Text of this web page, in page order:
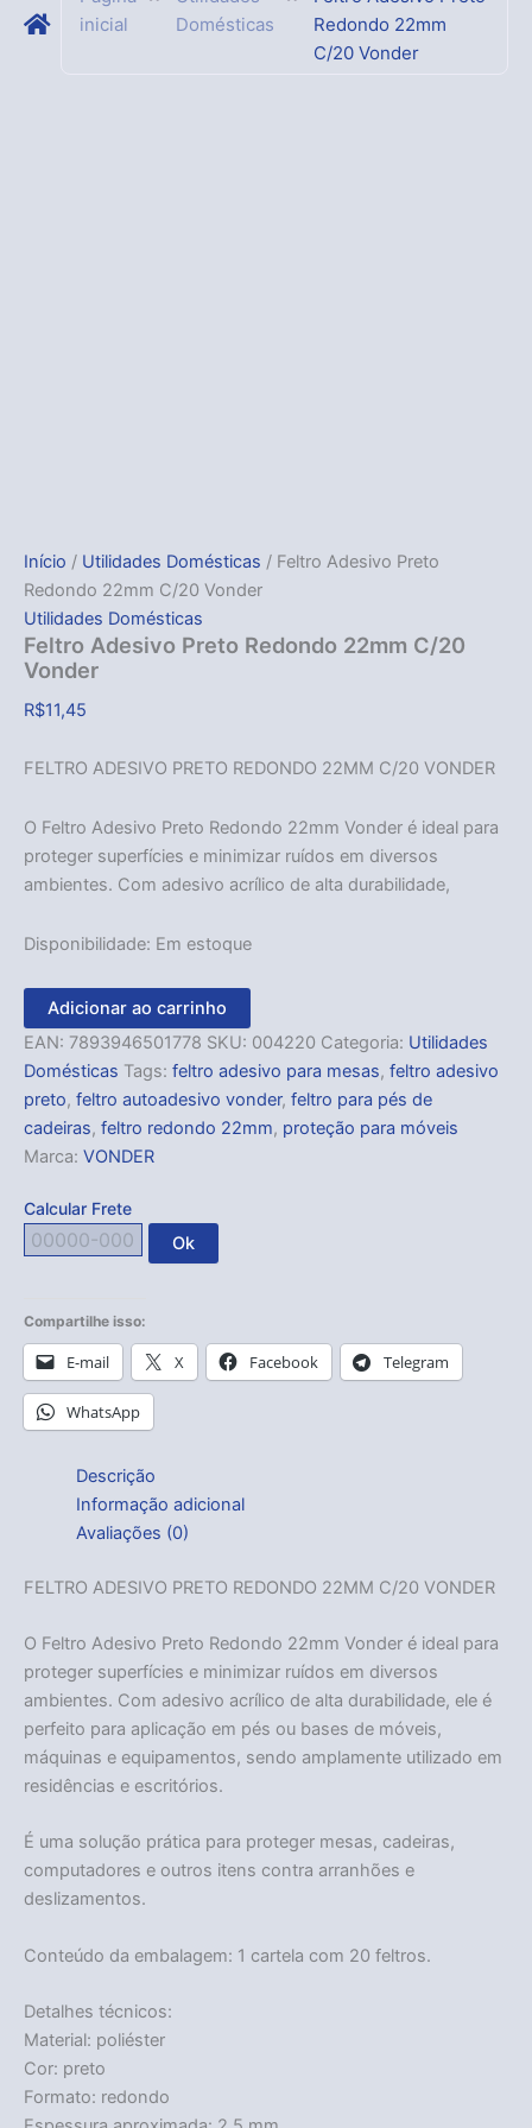
inicial
Domésticas
Redondo 22mm
C/20 Vonder
Início / Utilidades Domésticas / Feltro Adesivo Preto
Redondo 22mm C/20 Vonder
Utilidades Domésticas
Feltro Adesivo Preto Redondo 22mm C/20
Vonder
R$11,45
FELTRO ADESIVO PRETO REDONDO 22MM C/20 VONDER
O Feltro Adesivo Preto Redondo 22mm Vonder é ideal para
proteger superfícies e minimizar ruídos em diversos
ambientes. Com adesivo acrílico de alta durabilidade,
Disponibilidade: Em estoque
Adicionar ao carrinho
EAN: 7893946501778 SKU: 004220 Categoria: Utilidades
Domésticas Tags: feltro adesivo para mesas, feltro adesivo
preto, feltro autoadesivo vonder, feltro para pés de
cadeiras, feltro redondo 22mm, proteção para móveis
Marca: VONDER
Calcular Frete
Ok
Compartilhe isso:
E-mail X Facebook Telegram
WhatsApp
Descrição
Informação adicional
Avaliações (0)
FELTRO ADESIVO PRETO REDONDO 22MM C/20 VONDER
O Feltro Adesivo Preto Redondo 22mm Vonder é ideal para
proteger superfícies e minimizar ruídos em diversos
ambientes. Com adesivo acrílico de alta durabilidade, ele é
perfeito para aplicação em pés ou bases de móveis,
máquinas e equipamentos, sendo amplamente utilizado em
residências e escritórios.
É uma solução prática para proteger mesas, cadeiras,
computadores e outros itens contra arranhões e
deslizamentos.
Conteúdo da embalagem: 1 cartela com 20 feltros.
Detalhes técnicos:
Material: poliéster
Cor: preto
Formato: redondo